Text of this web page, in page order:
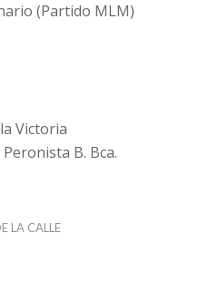
(Partido MLM)
Victoria
B. Bca.
LA CALLE